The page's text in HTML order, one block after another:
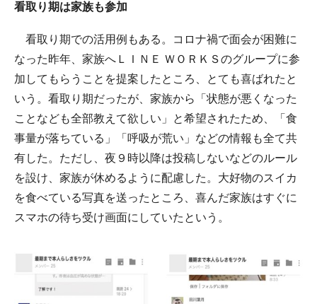
看取り期は家族も参加
看取り期での活用例もある。コロナ禍で面会が困難に
なった昨年、家族へＬＩＮＥ ＷＯＲＫＳのグループに参
加してもらうことを提案したところ、とても喜ばれたと
いう。看取り期だったが、家族から「状態が悪くなった
ことなども全部教えて欲しい」と希望されたため、「食
事量が落ちている」「呼吸が荒い」などの情報も全て共
有した。ただし、夜９時以降は投稿しないなどのルール
を設け、家族が休めるように配慮した。大好物のスイカ
を食べている写真を送ったところ、喜んだ家族はすぐに
スマホの待ち受け画面にしていたという。